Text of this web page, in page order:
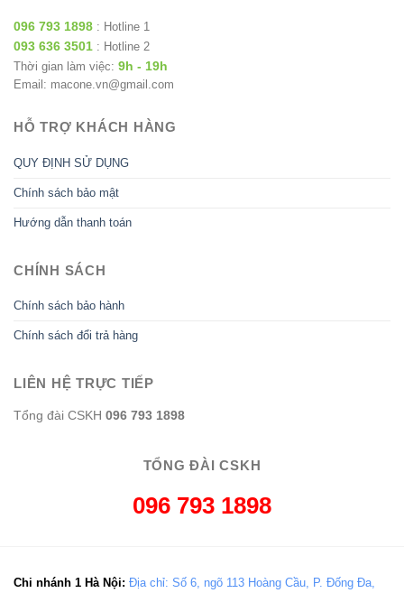
096 793 1898 : Hotline 1
093 636 3501 : Hotline 2
Thời gian làm việc: 9h - 19h
Email: macone.vn@gmail.com
HỖ TRỢ KHÁCH HÀNG
QUY ĐỊNH SỬ DỤNG
Chính sách bảo mật
Hướng dẫn thanh toán
CHÍNH SÁCH
Chính sách bảo hành
Chính sách đổi trả hàng
LIÊN HỆ TRỰC TIẾP
Tổng đài CSKH 096 793 1898
TỔNG ĐÀI CSKH
096 793 1898
Chi nhánh 1 Hà Nội: Địa chỉ: Số 6, ngõ 113 Hoàng Cầu, P. Đống Đa,